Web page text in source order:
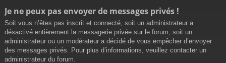
Je ne peux pas envoyer de messages privés !
Soit vous n’êtes pas inscrit et connecté, soit un administrateur a
désactivé entièrement la messagerie privée sur le forum, soit un
administrateur ou un modérateur a décidé de vous empêcher d’envoyer
des messages privés. Pour plus d’informations, veuillez contacter un
administrateur du forum.